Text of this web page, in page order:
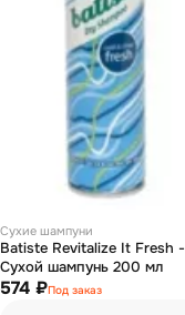
Сухие шампуни
Batiste Revitalize It Fresh -
Сухой шампунь 200 мл
574 ₽Под заказ